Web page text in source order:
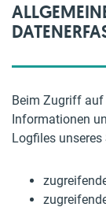
Beim Zugriff auf
Informationen
Logfiles unseres